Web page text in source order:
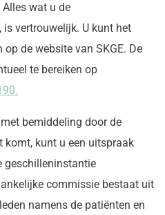
wat u de
vertrouwelijk. U kunt het
de website van SKGE. De
te bereiken op
bemiddeling door de
kunt u een uitspraak
geschilleninstantie
commissie bestaat uit
namens de patiënten en